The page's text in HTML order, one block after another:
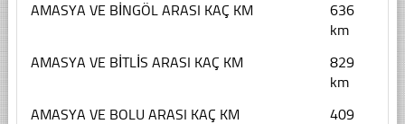
AMASYA VE BİNGÖL ARASI KAÇ KM
636
km
AMASYA VE BİTLİS ARASI KAÇ KM
829
km
AMASYA VE BOLU ARASI KAÇ KM
409